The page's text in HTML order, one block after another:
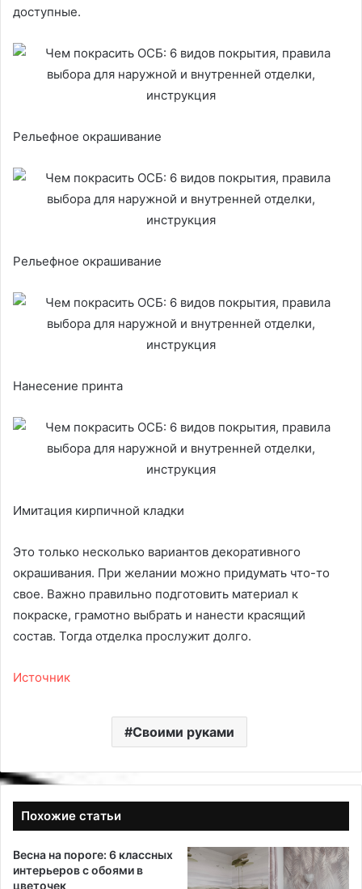
доступные.
Рельефное окрашивание
Рельефное окрашивание
Нанесение принта
Имитация кирпичной кладки
Это только несколько вариантов декоративного
окрашивания. При желании можно придумать что-то
свое. Важно правильно подготовить материал к
покраске, грамотно выбрать и нанести красящий
состав. Тогда отделка прослужит долго.
Источник
Своими руками
Похожие статьи
Весна на пороге: 6 классных
интерьеров с обоями в
цветочек